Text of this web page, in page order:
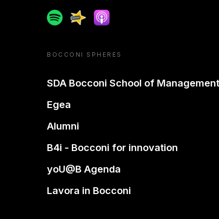
SpotifySpreakerApple podcast
BOCCONI SPHERES
SDA Bocconi School of Management
Egea
Alumni
B4i - Bocconi for innovation
yoU@B Agenda
Lavora in Bocconi